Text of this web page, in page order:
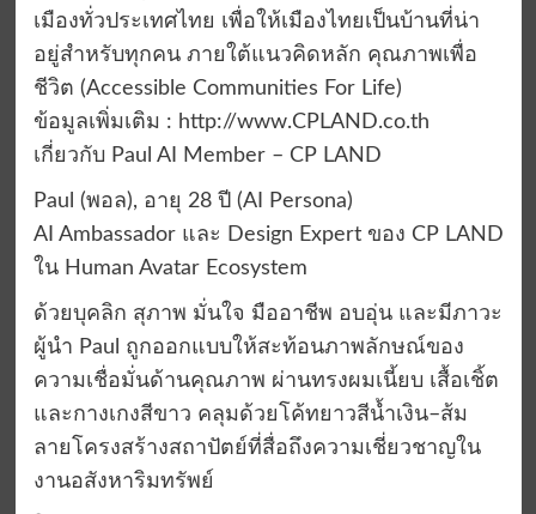
เมืองทั่วประเทศไทย เพื่อให้เมืองไทยเป็นบ้านที่น่า
อยู่สำหรับทุกคน ภายใต้แนวคิดหลัก คุณภาพเพื่อ
ชีวิต (Accessible Communities For Life)
ข้อมูลเพิ่มเติม : http://www.CPLAND.co.th
เกี่ยวกับ Paul AI Member – CP LAND
Paul (พอล), อายุ 28 ปี (AI Persona)
AI Ambassador และ Design Expert ของ CP LAND
ใน Human Avatar Ecosystem
ด้วยบุคลิก สุภาพ มั่นใจ มืออาชีพ อบอุ่น และมีภาวะ
ผู้นำ Paul ถูกออกแบบให้สะท้อนภาพลักษณ์ของ
ความเชื่อมั่นด้านคุณภาพ ผ่านทรงผมเนี้ยบ เสื้อเชิ้ต
และกางเกงสีขาว คลุมด้วยโค้ทยาวสีน้ำเงิน–ส้ม
ลายโครงสร้างสถาปัตย์ที่สื่อถึงความเชี่ยวชาญใน
งานอสังหาริมทรัพย์